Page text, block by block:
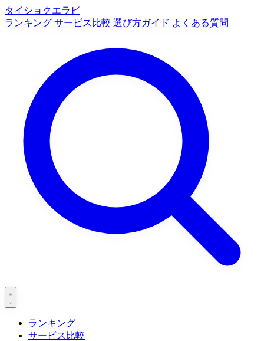
タイショクエラビ
ランキング サービス比較 選び方ガイド よくある質問
ランキング
サービス比較